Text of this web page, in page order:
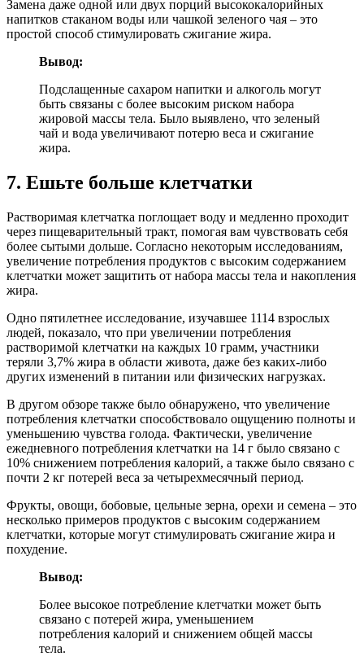
Замена даже одной или двух порций высококалорийных
напитков стаканом воды или чашкой зеленого чая – это
простой способ стимулировать сжигание жира.
Вывод:
Подслащенные сахаром напитки и алкоголь могут
быть связаны с более высоким риском набора
жировой массы тела. Было выявлено, что зеленый
чай и вода увеличивают потерю веса и сжигание
жира.
7. Ешьте больше клетчатки
Растворимая клетчатка поглощает воду и медленно проходит
через пищеварительный тракт, помогая вам чувствовать себя
более сытыми дольше. Согласно некоторым исследованиям,
увеличение потребления продуктов с высоким содержанием
клетчатки может защитить от набора массы тела и накопления
жира.
Одно пятилетнее исследование, изучавшее 1114 взрослых
людей, показало, что при увеличении потребления
растворимой клетчатки на каждых 10 грамм, участники
теряли 3,7% жира в области живота, даже без каких-либо
других изменений в питании или физических нагрузках.
В другом обзоре также было обнаружено, что увеличение
потребления клетчатки способствовало ощущению полноты и
уменьшению чувства голода. Фактически, увеличение
ежедневного потребления клетчатки на 14 г было связано с
10% снижением потребления калорий, а также было связано с
почти 2 кг потерей веса за четырехмесячный период.
Фрукты, овощи, бобовые, цельные зерна, орехи и семена – это
несколько примеров продуктов с высоким содержанием
клетчатки, которые могут стимулировать сжигание жира и
похудение.
Вывод:
Более высокое потребление клетчатки может быть
связано с потерей жира, уменьшением
потребления калорий и снижением общей массы
тела.